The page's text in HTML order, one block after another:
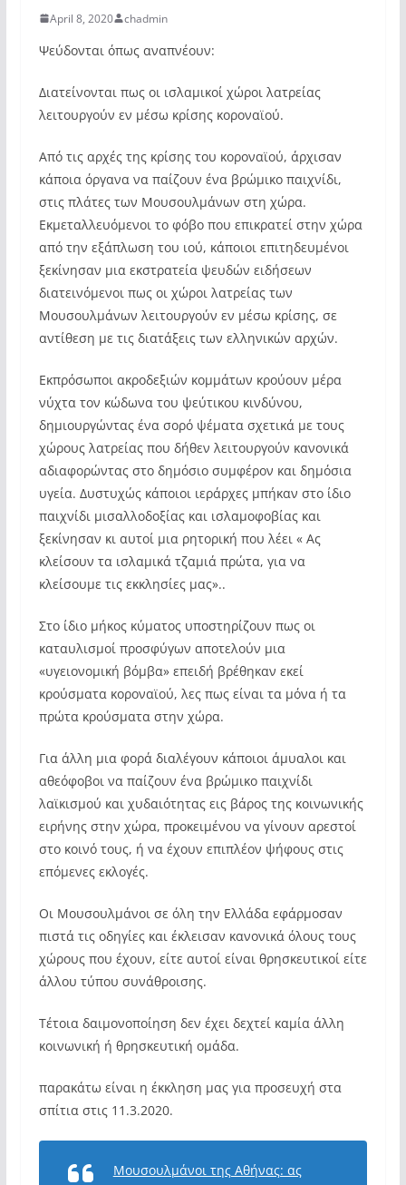
April 8, 2020 chadmin
Ψεύδονται όπως αναπνέουν:
Διατείνονται πως οι ισλαμικοί χώροι λατρείας
λειτουργούν εν μέσω κρίσης κοροναϊού.
Από τις αρχές της κρίσης του κοροναϊού, άρχισαν
κάποια όργανα να παίζουν ένα βρώμικο παιχνίδι,
στις πλάτες των Μουσουλμάνων στη χώρα.
Εκμεταλλευόμενοι το φόβο που επικρατεί στην χώρα
από την εξάπλωση του ιού, κάποιοι επιτηδευμένοι
ξεκίνησαν μια εκστρατεία ψευδών ειδήσεων
διατεινόμενοι πως οι χώροι λατρείας των
Μουσουλμάνων λειτουργούν εν μέσω κρίσης, σε
αντίθεση με τις διατάξεις των ελληνικών αρχών.
Εκπρόσωποι ακροδεξιών κομμάτων κρούουν μέρα
νύχτα τον κώδωνα του ψεύτικου κινδύνου,
δημιουργώντας ένα σορό ψέματα σχετικά με τους
χώρους λατρείας που δήθεν λειτουργούν κανονικά
αδιαφορώντας στο δημόσιο συμφέρον και δημόσια
υγεία. Δυστυχώς κάποιοι ιεράρχες μπήκαν στο ίδιο
παιχνίδι μισαλλοδοξίας και ισλαμοφοβίας και
ξεκίνησαν κι αυτοί μια ρητορική που λέει « Ας
κλείσουν τα ισλαμικά τζαμιά πρώτα, για να
κλείσουμε τις εκκλησίες μας»..
Στο ίδιο μήκος κύματος υποστηρίζουν πως οι
καταυλισμοί προσφύγων αποτελούν μια
«υγειονομική βόμβα» επειδή βρέθηκαν εκεί
κρούσματα κοροναϊού, λες πως είναι τα μόνα ή τα
πρώτα κρούσματα στην χώρα.
Για άλλη μια φορά διαλέγουν κάποιοι άμυαλοι και
αθεόφοβοι να παίζουν ένα βρώμικο παιχνίδι
λαϊκισμού και χυδαιότητας εις βάρος της κοινωνικής
ειρήνης στην χώρα, προκειμένου να γίνουν αρεστοί
στο κοινό τους, ή να έχουν επιπλέον ψήφους στις
επόμενες εκλογές.
Οι Μουσουλμάνοι σε όλη την Ελλάδα εφάρμοσαν
πιστά τις οδηγίες και έκλεισαν κανονικά όλους τους
χώρους που έχουν, είτε αυτοί είναι θρησκευτικοί είτε
άλλου τύπου συνάθροισης.
Τέτοια δαιμονοποίηση δεν έχει δεχτεί καμία άλλη
κοινωνική ή θρησκευτική ομάδα.
παρακάτω είναι η έκκληση μας για προσευχή στα
σπίτια στις 11.3.2020.
Μουσουλμάνοι της Αθήνας: ας